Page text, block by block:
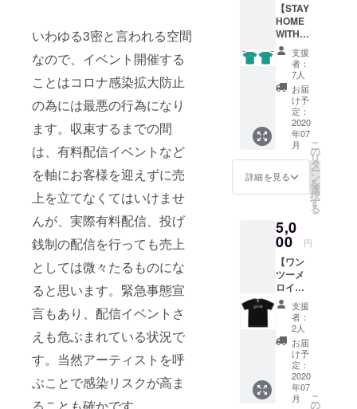
いわゆる3密と言われる空間
なので、イベント開催する
ことはコロナ感染拡大防止
の為には最悪の行為になり
ます。収束するまでの間
は、有料配信イベントなど
を軸にお客様を迎えずに売
上を立てなくてはいけませ
んが、実際有料配信、投げ
銭制の配信を行っても売上
としては微々たるものにな
ると思います。緊急事態宣
言もあり、配信イベントさ
えも危ぶまれている状況で
す。当然アーティストを呼
ぶことで感染リスクが高ま
ることも確かです。
ご希望
のサイ
ズをお
選びく
ださ
い。 *郵
送のみ
のお届
けにな
ります
(送料込
み)。
【STAY
HOME
WITH
MUSIC
TEE】
半袖T
シャツ
Design
ed by :
sylph
emew
「お酒
と音楽
があれ
ば家に
入れる
ふわっ
とした
デザイ
ンの
3STAR
クラウ
ドファ
ンディ
ング限
定Tシャ
ラー展
開 ホワ
イト / ク
リーム /
支援
者：
7人
お届
け予
定：
2020
年07
月
詳細を見る
こ
の
リ
タ
ー
ン
を
選
択
す
る
5,0
00 円
【ワン
ツーメ
ロイッ
ク】半
袖Tシャ
Design
ed by :
KIRAN
ラー展
開 ブ
支援
者：
2人
お届
け予
定：
2020
年07
月
こ
の